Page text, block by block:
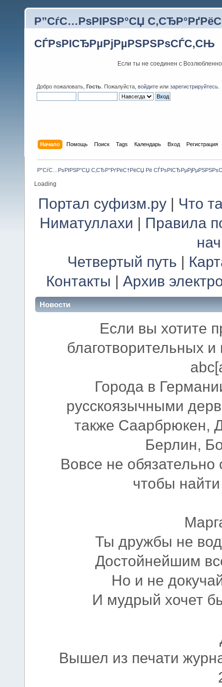
Р”СѓС…РѕРІРЅР°СЏ
СЃРѕРІСЂРµРјРµРЅРЅРѕСЃС‚СЊ
Если ты не соединен с
Добро пожаловать, Гость . Пожалуйста, войдите или зарегистрируйтесь
Начало Помощь Поиск Tags Календарь Вход Регистрация
Р”СѓС…РѕРІРЅР°СЏ С‚СЂР°РґРёС†РёСЏ Рё
Loading
Портал суфизм.ру| Что
Ниматуллахи | Правила
Четвертый путь |
Контакты | Архив
Новости
Если вы хотите
благотворительных
Города в
русскоязычными
также Саарбрюкен,
Берлин,
Вовсе не обязательно
чтобы
Ты дружбы не
Достойнейшим
Но и не
И мудрый хочет
Вышел из печати